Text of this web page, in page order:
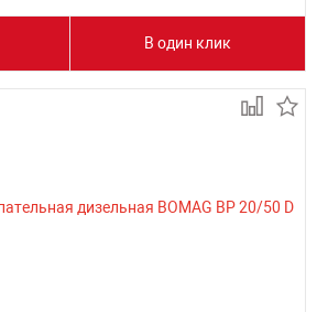
В один клик